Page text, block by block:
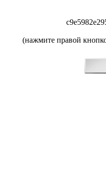
(нажмите правой